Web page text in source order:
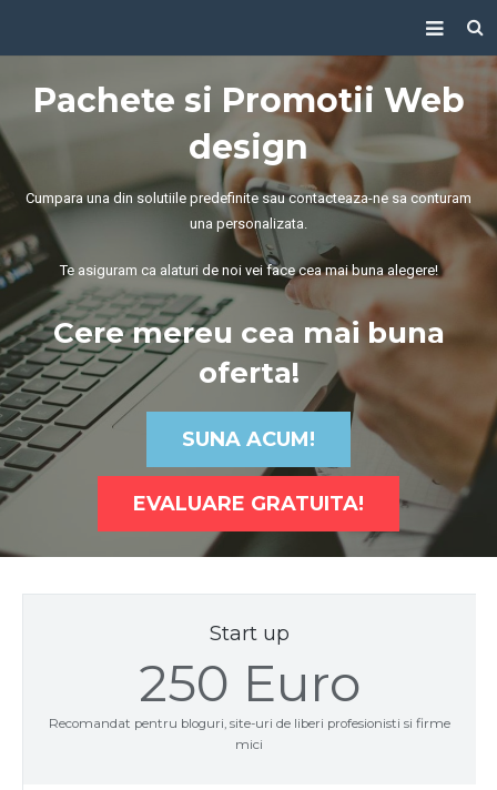
Pachete și Promoții
Proiecte
Contact
Resurse
Pachete si Promotii Web
design
Cumpara una din solutiile predefinite sau contacteaza-ne sa conturam
una personalizata.
Te asiguram ca alaturi de noi vei face cea mai buna alegere!
Cere mereu cea mai buna
oferta!
SUNA ACUM!
EVALUARE GRATUITA!
Start up
250 Euro
Recomandat pentru bloguri, site-uri de liberi profesionisti si firme
mici